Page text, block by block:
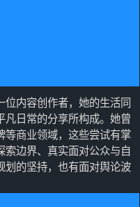
内容创作者，她的生活同
日常的分享所构成。她曾
等商业领域，这些尝试有掌
边界、真实面对公众与自
划的坚持，也有面对舆论波